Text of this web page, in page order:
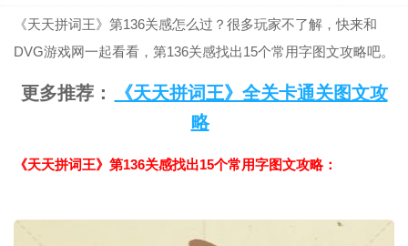
《天天拼词王》第136关感怎么过？很多玩家不了解，快来和
DVG游戏网一起看看，第136关感找出15个常用字图文攻略吧。
更多推荐：
《天天拼词王》全关卡通关图文攻
略
《天天拼词王》第136关感找出15个常用字图文攻略：